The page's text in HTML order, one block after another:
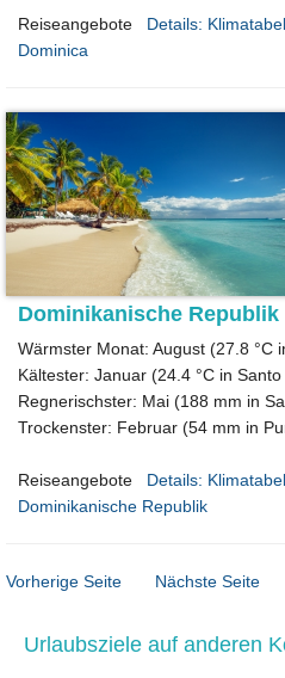
Reiseangebote
Details:
Dominica
Dominikanische Republik
Wärmster Monat: August (27.8 °C
Kältester: Januar (24.4 °C in
Regnerischster: Mai (188 mm in
Trockenster: Februar (54 mm in
Reiseangebote
Details:
Dominikanische Republik
Vorherige Seite Nächste Seite
Urlaubsziele auf anderen